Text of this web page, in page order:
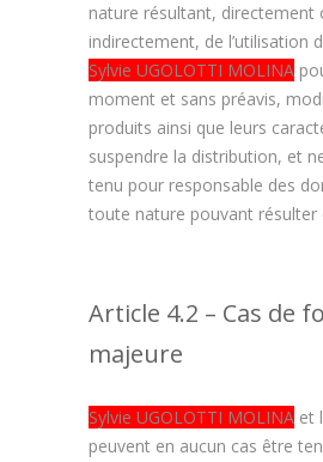
nature résultant, directement
indirectement, de l’utilisation
Sylvie UGOLOTTI MOLINA
moment et sans préavis,
produits ainsi que leurs
suspendre la distribution, et
tenu pour responsable des
toute nature pouvant résulter
Article 4.2 – Cas de
majeure
Sylvie UGOLOTTI MOLINA et
peuvent en aucun cas être